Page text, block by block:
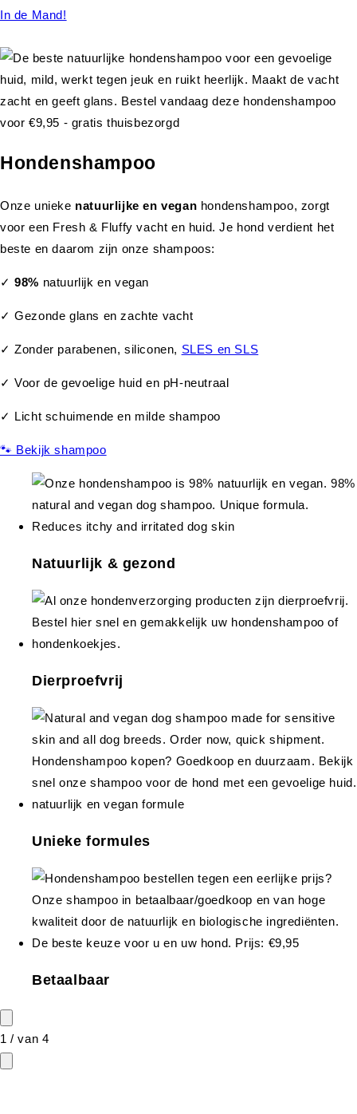
In de Mand!
Hondenshampoo
Onze unieke natuurlijke en vegan hondenshampoo, zorgt
voor een Fresh & Fluffy vacht en huid. Je hond verdient het
beste en daarom zijn onze shampoos:
✓98% natuurlijk en vegan
✓ Gezonde glans en zachte vacht
✓ Zonder parabenen, siliconen, SLES en SLS
✓ Voor de gevoelige huid en pH-neutraal
✓ Licht schuimende en milde shampoo
🐾 Bekijk shampoo
Natuurlijk & gezond
Dierproefvrij
Unieke formules
Betaalbaar
1 /van 4